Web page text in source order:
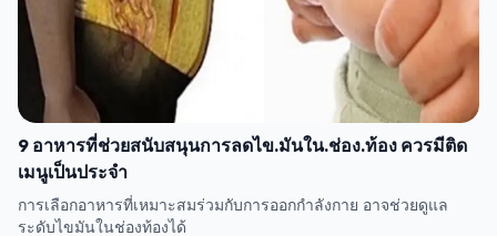
9 อาหารที่ช่วยสนับสนุนการลดไข.มันใน.ช่อง.ท้อง ควรมีติด
เมนูเป็นประจำ
การเลือกอาหารที่เหมาะสมร่วมกับการออกกำลังกาย อาจช่วยดูแล
ระดับไขมันในช่องท้องได้